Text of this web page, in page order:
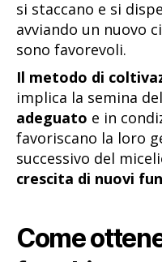
si staccano e si
avviando un nuovo
sono favorevoli.
Il metodo di
implica la semina
adeguato e in
favoriscano la loro
successivo del
crescita di nuovi
Come